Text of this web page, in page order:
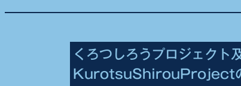
くろつしろうプロジェクト
KurotsuShirouProjectの